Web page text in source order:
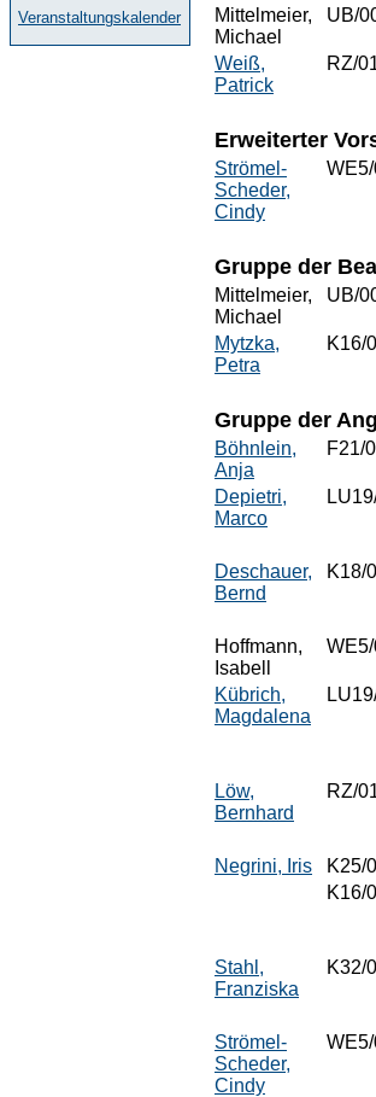
Veranstaltungskalender
Mittelmeier,
Michael
UB/
Weiß,
Patrick
RZ/
Erweiterter
Strömel-
Scheder,
Cindy
Gruppe der
Mittelmeier,
Michael
UB/
Mytzka,
Petra
K16/
Gruppe der
Böhnlein,
Anja
F21/
Depietri,
Marco
Deschauer,
Bernd
K18/
Hoffmann,
Isabell
Kübrich,
Magdalena
Löw,
Bernhard
RZ/
Negrini, Iris
K25/
K16/
Stahl,
Franziska
K32/
Strömel-
Scheder,
Cindy